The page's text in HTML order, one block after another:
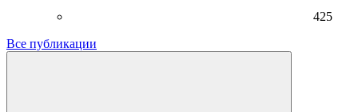
425
Все публикации